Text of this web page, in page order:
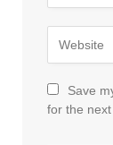
Save
for the